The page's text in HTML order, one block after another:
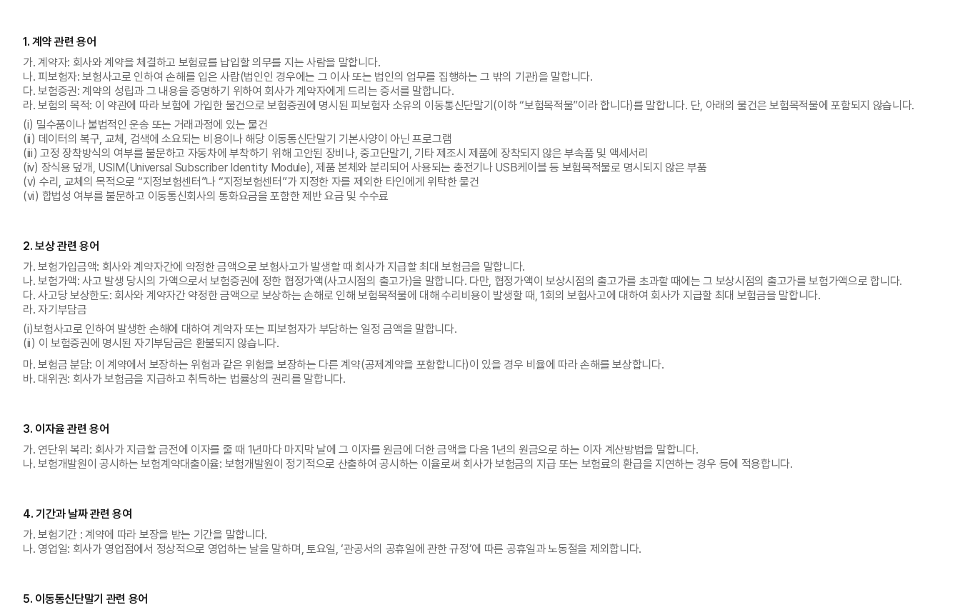
1. 계약 관련 용어
가. 계약자: 회사와 계약을 체결하고 보험료를 납입할 의무를 지는 사람을 말합니다.
나. 피보험자: 보험사고로 인하여 손해를 입은 사람(법인인 경우에는 그 이사 또는 법인의 업무를 집행하는 그 밖의 기관)을 말합니다.
다. 보험증권: 계약의 성립과 그 내용을 증명하기 위하여 회사가 계약자에게 드리는 증서를 말합니다.
라. 보험의 목적: 이 약관에 따라 보험에 가입한 물건으로 보험증권에 명시된 피보험자 소유의 이동통신단말기(이하 “보험목적물”이라 합니다)를 말합니다. 단, 아래의 물건은 보험목적물에 포함되지 않습니다.
(i) 밀수품이나 불법적인 운송 또는 거래과정에 있는 물건
(ii) 데이터의 복구, 교체, 검색에 소요되는 비용이나 해당 이동통신단말기 기본사양이 아닌 프로그램
(iii) 고정 장착방식의 여부를 불문하고 자동차에 부착하기 위해 고안된 장비나, 중고단말기, 기타 제조시 제품에 장착되지 않은 부속품 및 액세서리
(iv) 장식용 덮개, USIM(Universal Subscriber Identity Module), 제품 본체와 분리되어 사용되는 충전기나 USB케이블 등 보험목적물로 명시되지 않은 부품
(v) 수리, 교체의 목적으로 “지정보험센터”나 “지정보험센터”가 지정한 자를 제외한 타인에게 위탁한 물건
(vi) 합법성 여부를 불문하고 이동통신회사의 통화요금을 포함한 제반 요금 및 수수료
2. 보상 관련 용어
가. 보험가입금액: 회사와 계약자간에 약정한 금액으로 보험사고가 발생할 때 회사가 지급할 최대 보험금을 말합니다.
나. 보험가액: 사고 발생 당시의 가액으로서 보험증권에 정한 협정가액(사고시점의 출고가)을 말합니다. 다만, 협정가액이 보상시점의 출고가를 초과할 때에는 그 보상시점의 출고가를 보험가액으로 합니다.
다. 사고당 보상한도: 회사와 계약자간 약정한 금액으로 보상하는 손해로 인해 보험목적물에 대해 수리비용이 발생할 때, 1회의 보험사고에 대하여 회사가 지급할 최대 보험금을 말합니다.
라. 자기부담금
(i)보험사고로 인하여 발생한 손해에 대하여 계약자 또는 피보험자가 부담하는 일정 금액을 말합니다.
(ii) 이 보험증권에 명시된 자기부담금은 환불되지 않습니다.
마. 보험금 분담: 이 계약에서 보장하는 위험과 같은 위험을 보장하는 다른 계약(공제계약을 포함합니다)이 있을 경우 비율에 따라 손해를 보상합니다.
바. 대위권: 회사가 보험금을 지급하고 취득하는 법률상의 권리를 말합니다.
3. 이자율 관련 용어
가. 연단위 복리: 회사가 지급할 금전에 이자를 줄 때 1년마다 마지막 날에 그 이자를 원금에 더한 금액을 다음 1년의 원금으로 하는 이자 계산방법을 말합니다.
나. 보험개발원이 공시하는 보험계약대출이율: 보험개발원이 정기적으로 산출하여 공시하는 이율로써 회사가 보험금의 지급 또는 보험료의 환급을 지연하는 경우 등에 적용합니다.
4. 기간과 날짜 관련 용여
가. 보험기간 : 계약에 따라 보장을 받는 기간을 말합니다.
나. 영업일: 회사가 영업점에서 정상적으로 영업하는 날을 말하며, 토요일, ‘관공서의 공휴일에 관한 규정’에 따른 공휴일과 노동절을 제외합니다.
5. 이동통신단말기 관련 용어